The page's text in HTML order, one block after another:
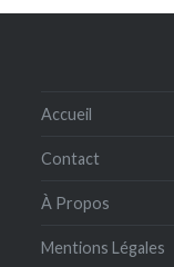
Accueil
Contact
À Propos
Mentions Légales